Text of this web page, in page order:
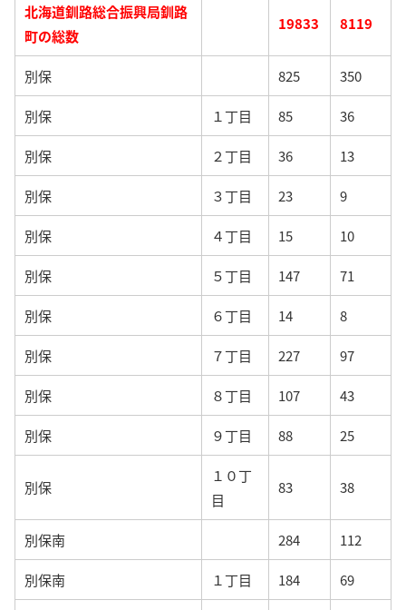
北海道釧路総合振興局釧路
町の総数
19833 8119
別保 825 350
別保 １丁目 85 36
別保 ２丁目 36 13
別保 ３丁目 23 9
別保 ４丁目 15 10
別保 ５丁目 147 71
別保 ６丁目 14 8
別保 ７丁目 227 97
別保 ８丁目 107 43
別保 ９丁目 88 25
別保
１０丁
目
83 38
別保南 284 112
別保南 １丁目 184 69